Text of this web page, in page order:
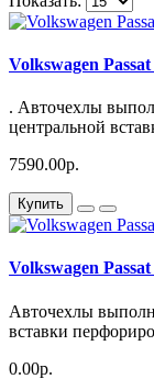
Volkswagen
. Авточехлы
центральной
7590.00р.
Купить
Volkswagen
Авточехлы
вставки
0.00р.